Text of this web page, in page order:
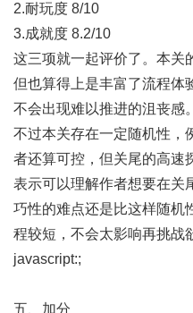
2.耐玩度 8/10
3.成就度 8.2/10
这三项就一起评价了。本关
但也算得上是丰富了流程体
不会出现难以推进的沮丧感。
不过本关存在一定随机性，
者还算可控，但关尾的高速
表示可以理解作者想要在关
巧性的难点还是比这样随机
程较短，不会太影响再挑战
javascript:;
五、加分